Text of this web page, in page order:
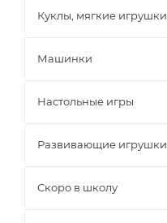
Куклы, мягкие игрушки
Машинки
Настольные игры
Развивающие игрушки
Скоро в школу